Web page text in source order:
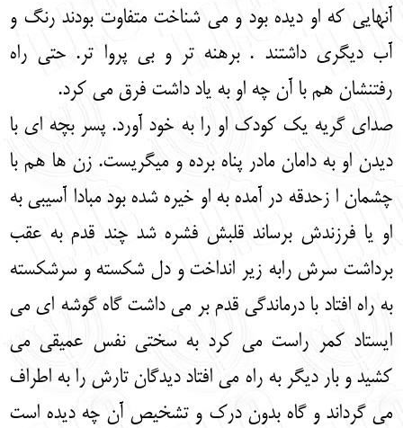
آنهایی که او دیده بود و می شناخت متفاوت بودند رنگ و
آب دیگری داشتند . برهنه تر و بی پروا تر. حتی راه
رفتنشان هم با آن چه او به یاد داشت فرق می کرد.
صدای گریه یک کودک او را به خود آورد. پسر بچه ای با
دیدن او به دامان مادر پناه برده و میگریست. زن ها هم با
چشمان ا زحدقه در آمده به او خیره شده بود مبادا آسیبی به
او یا فرزندش برساند قلبش فشره شد چند قدم به عقب
برداشت سرش رابه زیر انداخت و دل شکسته و سرشکسته
به راه افتاد با درماندگی قدم بر می داشت گاه گوشه ای می
ایستاد کمر راست می کرد به سختی نفس عمیقی می
کشید و بار دیگر به راه می افتاد دیدگان تارش را به اطراف
می گرداند و گاه بدون درک و تشخیص آن چه دیده است